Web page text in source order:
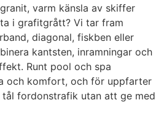
varm känsla av skiffer
i grafitgrått? Vi tar fram
diagonal, fiskben eller
kantsten, inramningar och
Runt pool och spa
och komfort, och för uppfarter
fordonstrafik utan att ge med